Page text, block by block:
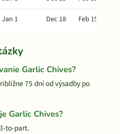
Jan 1 Dec 18 Feb 15
Garlic Chives?
75 dní od výsadby po
Garlic Chives?
to-part.